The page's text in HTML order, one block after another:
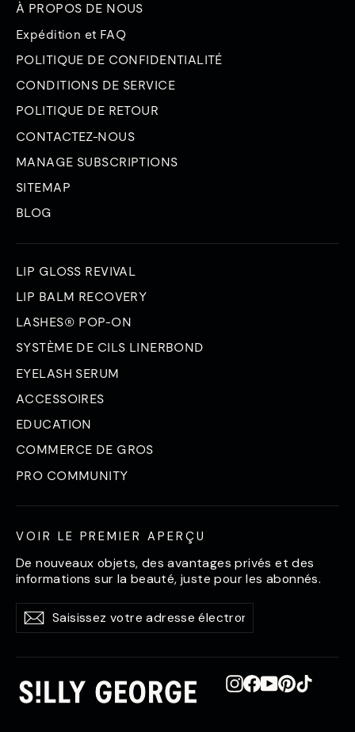
À PROPOS DE NOUS
Expédition et FAQ
POLITIQUE DE CONFIDENTIALITÉ
CONDITIONS DE SERVICE
POLITIQUE DE RETOUR
CONTACTEZ-NOUS
MANAGE SUBSCRIPTIONS
SITEMAP
BLOG
LIP GLOSS REVIVAL
LIP BALM RECOVERY
LASHES® POP-ON
SYSTÈME DE CILS LINERBOND
EYELASH SERUM
ACCESSOIRES
EDUCATION
COMMERCE DE GROS
PRO COMMUNITY
VOIR LE PREMIER APERÇU
De nouveaux objets, des avantages privés et des
informations sur la beauté, juste pour les abonnés.
Saisissez
votre
adresse
S'abonnerS'abonner
Instagram
Facebook
YouTube
Pinterest
TikTok